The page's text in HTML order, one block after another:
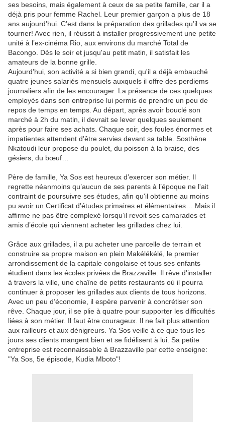
ses besoins, mais également à ceux de sa petite famille, car il a
déjà pris pour femme Rachel. Leur premier garçon a plus de 18
ans aujourd'hui. C’est dans la préparation des grillades qu’il va se
tourner! Avec rien, il réussit à installer progressivement une petite
unité à l’ex-cinéma Rio, aux environs du marché Total de
Bacongo. Dès le soir et jusqu'au petit matin, il satisfait les
amateurs de la bonne grille.
Aujourd'hui, son activité a si bien grandi, qu'il a déjà embauché
quatre jeunes salariés mensuels auxquels il offre des perdiems
journaliers afin de les encourager. La présence de ces quelques
employés dans son entreprise lui permis de prendre un peu de
repos de temps en temps. Au départ, après avoir bouclé son
marché à 2h du matin, il devrait se lever quelques seulement
après pour faire ses achats. Chaque soir, des foules énormes et
impatientes attendent d'être servies devant sa table. Sosthène
Nkatoudi leur propose du poulet, du poisson à la braise, des
gésiers, du bœuf…
Père de famille, Ya Sos est heureux d’exercer son métier. Il
regrette néanmoins qu’aucun de ses parents à l’époque ne l'ait
contraint de poursuivre ses études, afin qu'il obtienne au moins
pu avoir un Certificat d’études primaires et élémentaires… Mais il
affirme ne pas être complexé lorsqu’il revoit ses camarades et
amis d’école qui viennent acheter les grillades chez lui.
Grâce aux grillades, il a pu acheter une parcelle de terrain et
construire sa propre maison en plein Makélékélé, le premier
arrondissement de la capitale congolaise et tous ses enfants
étudient dans les écoles privées de Brazzaville. Il rêve d'installer
à travers la ville, une chaîne de petits restaurants où il pourra
continuer à proposer les grillades aux clients de tous horizons.
Avec un peu d’économie, il espère parvenir à concrétiser son
rêve. Chaque jour, il se plie à quatre pour supporter les difficultés
liées à son métier. Il faut être courageux. Il ne fait plus attention
aux railleurs et aux dénigreurs. Ya Sos veille à ce que tous les
jours ses clients mangent bien et se fidélisent à lui. Sa petite
entreprise est reconnaissable à Brazzaville par cette enseigne:
"Ya Sos, 5e épisode, Kudia Mboto"!